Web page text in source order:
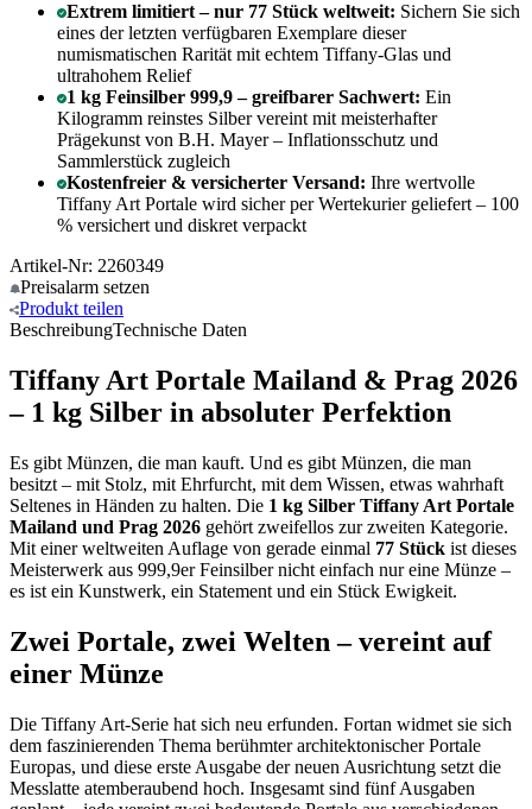
Extrem limitiert – nur 77 Stück weltweit: Sichern Sie sich
eines der letzten verfügbaren Exemplare dieser
numismatischen Rarität mit echtem Tiffany-Glas und
ultrahohem Relief
1 kg Feinsilber 999,9 – greifbarer Sachwert: Ein
Kilogramm reinstes Silber vereint mit meisterhafter
Prägekunst von B.H. Mayer – Inflationsschutz und
Sammlerstück zugleich
Kostenfreier & versicherter Versand: Ihre wertvolle
Tiffany Art Portale wird sicher per Wertekurier geliefert – 100
% versichert und diskret verpackt
Artikel-Nr: 2260349
Preisalarm setzen
Produkt teilen
BeschreibungTechnische Daten
Tiffany Art Portale Mailand & Prag 2026
– 1 kg Silber in absoluter Perfektion
Es gibt Münzen, die man kauft. Und es gibt Münzen, die man
besitzt – mit Stolz, mit Ehrfurcht, mit dem Wissen, etwas wahrhaft
Seltenes in Händen zu halten. Die 1 kg Silber Tiffany Art Portale
Mailand und Prag 2026 gehört zweifellos zur zweiten Kategorie.
Mit einer weltweiten Auflage von gerade einmal 77 Stück ist dieses
Meisterwerk aus 999,9er Feinsilber nicht einfach nur eine Münze –
es ist ein Kunstwerk, ein Statement und ein Stück Ewigkeit.
Zwei Portale, zwei Welten – vereint auf
einer Münze
Die Tiffany Art-Serie hat sich neu erfunden. Fortan widmet sie sich
dem faszinierenden Thema berühmter architektonischer Portale
Europas, und diese erste Ausgabe der neuen Ausrichtung setzt die
Messlatte atemberaubend hoch. Insgesamt sind fünf Ausgaben